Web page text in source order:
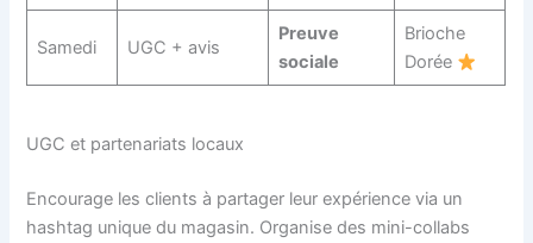
Samedi UGC + avis
Preuve
sociale
Brioche
Dorée
UGC et partenariats locaux
Encourage les clients à partager leur expérience via un
hashtag unique du magasin. Organise des mini-collabs